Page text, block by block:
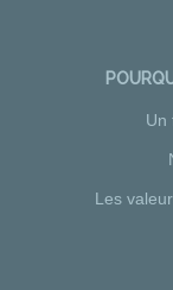
Un
Les